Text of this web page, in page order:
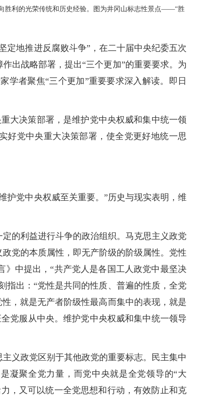
胜利的光荣传统和历史经验。图为井冈山标志性景点——“胜
定地推进反腐败斗争”，在二十届中央纪委五次
出战略部署，提出“三个更加”的重要要求。为
学者聚焦“三个更加”重要要求深入解读。即日
大决策部署，是维护党中央权威和集中统一领
好党中央重大决策部署，使全党更好地统一思
护党中央权威至关重要。”历史与现实表明，维
的利益进行斗争的政治组织。马克思主义政党
党的本质属性，即无产阶级的阶级属性。党性
中提出，“共产党人是各国工人政党中最坚决
指出：“党性是共同的性质、普遍的性质，全党
，就是无产者阶级性最高而集中的表现，就是
党服从中央。维护党中央权威和集中统一领导
义政党区别于其他政党的重要标志。民主集中
凝聚全党力量，而党中央就是全党领导的“大
，又可以统一全党思想和行动，有效防止和克